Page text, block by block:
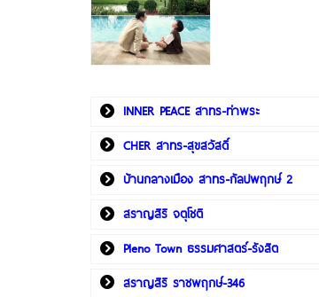
INNER PEACE สาทร-ท่าพระ
CHER สาทร-สุขสวัสดิ์
บ้านกลางเมือง สาทร-กัลปพฤกษ์ 2
สราญสิริ จตุโชติ
Pleno Town ธรรมศาสตร์-รังสิต
สราญสิริ ราชพฤกษ์-346